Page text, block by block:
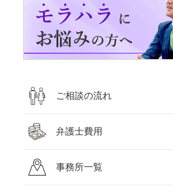
ご相談の流れ
弁護士費用
事務所一覧平日9:30～21:00 / 土日祝9:30～
18:00